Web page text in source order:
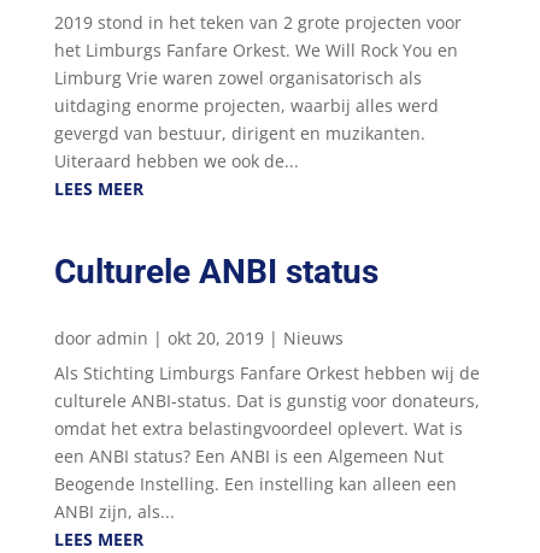
2019 stond in het teken van 2 grote projecten voor
het Limburgs Fanfare Orkest. We Will Rock You en
Limburg Vrie waren zowel organisatorisch als
uitdaging enorme projecten, waarbij alles werd
gevergd van bestuur, dirigent en muzikanten.
Uiteraard hebben we ook de...
LEES MEER
Culturele ANBI status
door admin | okt 20, 2019| Nieuws
Als Stichting Limburgs Fanfare Orkest hebben wij de
culturele ANBI-status. Dat is gunstig voor donateurs,
omdat het extra belastingvoordeel oplevert. Wat is
een ANBI status? Een ANBI is een Algemeen Nut
Beogende Instelling. Een instelling kan alleen een
ANBI zijn, als...
LEES MEER